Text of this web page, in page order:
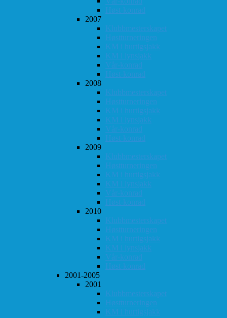
Høst-konrad
2007
Klubbmesterskapet
Høstturneringen
KM i hurtigsjakk
KM i lynsjakk
Vår-konrad
Høst-konrad
2008
Klubbmesterskapet
Høstturneringen
KM i hurtigsjakk
KM i lynsjakk
Vår-konrad
Høst-konrad
2009
Klubbmesterskapet
Høstturneringen
KM i hurtigsjakk
KM i lynsjakk
Vår-konrad
Høst-konrad
2010
Klubbmesterskapet
Høstturneringen
KM i hurtigsjakk
KM i lynsjakk
Vår-konrad
Høst-konrad
2001-2005
2001
Klubbmesterskapet
Høstturneringen
KM i hurtigsjakk